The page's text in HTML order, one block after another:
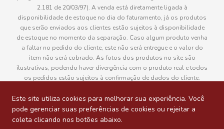
Este site utiliza cookies para melhorar sua experiência. Você
pode gerenciar suas preferências de cookies ou rejeitar a
coleta clicando nos botões abaixo.
2.181 de 20/03/97). A venda está diretamente ligada à
disponibilidade de estoque no dia do faturamento, já os produtos
que serão enviados aos clientes estão sujeitos à disponibilidade
de estoque no momento da separação. Caso algum produto venha
a faltar no pedido do cliente, este não será entregue e o valor do
item não será cobrado. As fotos dos produtos no site são
ilustrativas, podendo haver divergência com o produto real e todos
os pedidos estão sujeitos à confirmação de dados do cliente.
Entregas”